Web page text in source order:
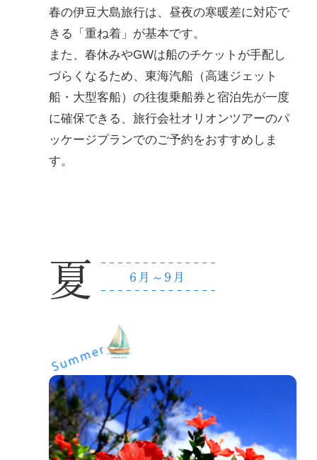
春の伊豆大島旅行は、昼夜の寒暖差に対応で
きる「重ね着」が基本です。
また、春休みやGWは船のチケットが手配し
づらくなるため、東海汽船（高速ジェット
船・大型客船）の往復乗船券と宿泊先が一度
に確保できる、旅行会社オリオンツアーのパ
ッケージプランでのご予約をおすすめしま
す。
夏 6 月～ 9 月